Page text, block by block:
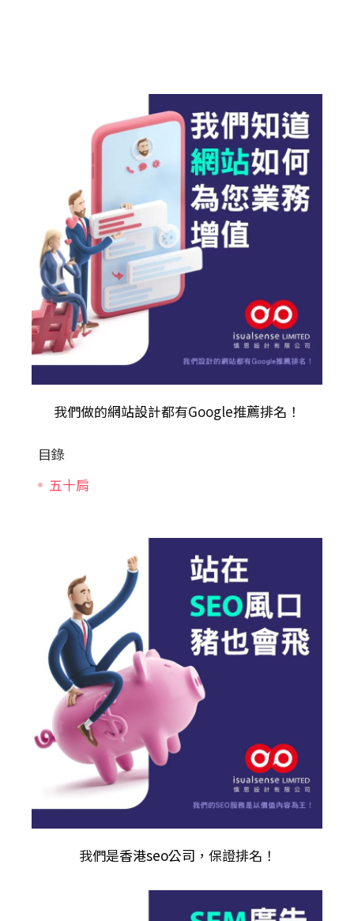
我們做的網站設計都有Google推薦排名！
目錄
五十肩
我們是香港seo公司 ，保證排名！